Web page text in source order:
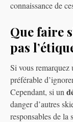
connaissance de
Que faire
pas
Si vous
préférable
Cependant, si un
danger d’autres
responsables de